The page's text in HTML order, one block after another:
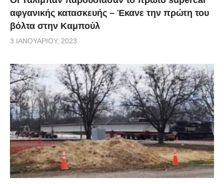
αφγανικής κατασκευής – Έκανε την πρώτη του
βόλτα στην Καμπούλ
3 ΙΑΝΟΥΑΡΊΟΥ, 2023